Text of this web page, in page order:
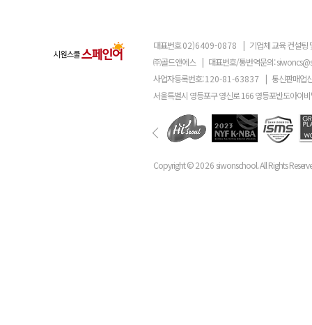
대표번호02)6409-0878 | 기업체 교육 컨설팅
㈜골드앤에스 | 대표번호/통번역문의:
사업자등록번호:120-81-63837 | 통신판매업
서울특별시 영등포구 영신로 166 영등포반도아이
Copyright ©2026 siwonschool. All Rights